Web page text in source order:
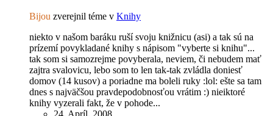
Bijou zverejnil téme v Knihy
niekto v našom baráku ruší svoju knižnicu (asi) a tak sú na
prízemí povykladané knihy s nápisom "vyberte si knihu"...
tak som si samozrejme povyberala, neviem, či nebudem mať
zajtra svalovicu, lebo som to len tak-tak zvládla doniesť
domov (14 kusov) a poriadne ma boleli ruky :lol: ešte sa tam
dnes s najväčšou pravdepodobnosťou vrátim :) nieiktoré
knihy vyzerali fakt, že v pohode...
24. Apríl, 2008